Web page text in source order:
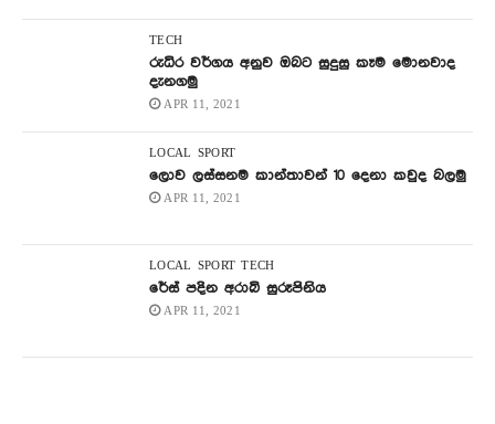
TECH
රුධිර වර්ගය අනුව ඔබට සුදුසු කෑම මොනවාද
දැනගමු
APR 11, 2021
LOCAL SPORT
ලොව ලස්සනම කාන්තාවන් 10 දෙනා කවුද බලමු
APR 11, 2021
LOCAL SPORT TECH
රේස් පදින අරාබි සුරූපිනිය
APR 11, 2021